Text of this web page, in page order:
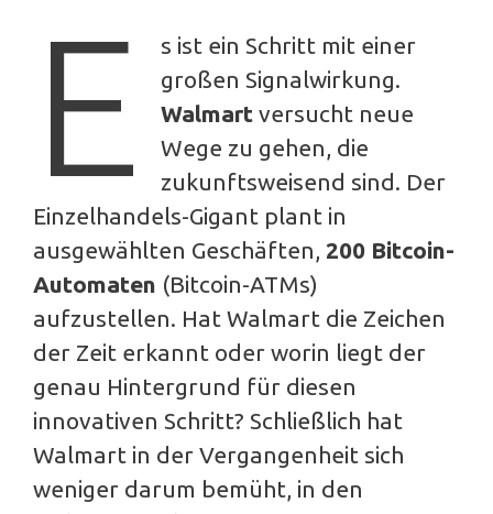
E
s ist ein Schritt mit einer
großen Signalwirkung.
Walmart versucht neue
Wege zu gehen, die
zukunftsweisend sind. Der
Einzelhandels-Gigant plant in
ausgewählten Geschäften, 200 Bitcoin-
Automaten (Bitcoin-ATMs)
aufzustellen. Hat Walmart die Zeichen
der Zeit erkannt oder worin liegt der
genau Hintergrund für diesen
innovativen Schritt? Schließlich hat
Walmart in der Vergangenheit sich
weniger darum bemüht, in den